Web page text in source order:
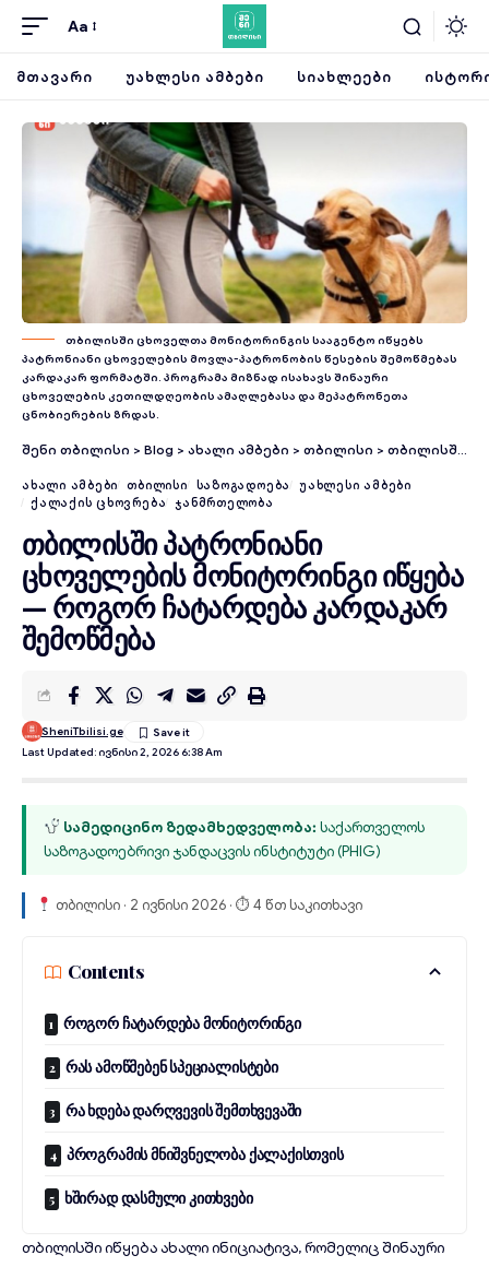
Aa
ᲛᲗᲐᲕᲐᲠᲘ ᲣᲐᲮᲚᲔᲡᲘ ᲐᲛᲑᲔᲑᲘ ᲡᲘᲐᲮᲚᲔᲔᲑᲘ
თბილისში ცხოველთა მონიტორინგის სააგენტო იწყებს
პატრონიანი ცხოველების მოვლა-პატრონობის წესების შემოწმებას
კარდაკარ ფორმატში. პროგრამა მიზნად ისახავს შინაური
ცხოველების კეთილდღეობის ამაღლებასა და მეპატრონეთა
ცნობიერების ზრდას.
შენი თბილისი > Blog > ახალი ამბები > თბილისი > თბილისში პატრონიანი ცხოველების მონიტორინგი იწყება — როგორ ჩატარდება კარდაკარ შემოწმება
ᲐᲮᲐᲚᲘ ᲐᲛᲑᲔᲑᲘ ᲗᲑᲘᲚᲘᲡᲘ ᲡᲐᲖᲝᲒᲐᲓᲝᲔᲑᲐ
ᲣᲐᲮᲚᲔᲡᲘ ᲐᲛᲑᲔᲑᲘ
ᲥᲐᲚᲐᲥᲘᲡ ᲪᲮᲝᲕᲠᲔᲑᲐ
ᲯᲐᲜᲛᲠᲗᲔᲚᲝᲑᲐ
თბილისში პატრონიანი
ცხოველების მონიტორინგი იწყება
— როგორ ჩატარდება კარდაკარ
შემოწმება
Last Updated: Ივნისი 2, 2026 6:38 Am
SheniTbilisi.ge
სამედიცინო ზედამხედველობა: საქართველოს
საზოგადოებრივი ჯანდაცვის ინსტიტუტი (PHIG)
თბილისი · 2 ივნისი 2026 · ⏱ 4 წთ საკითხავი
Contents
როგორ ჩატარდება მონიტორინგი
რას ამოწმებენ სპეციალისტები
რა ხდება დარღვევის შემთხვევაში
პროგრამის მნიშვნელობა ქალაქისთვის
ხშირად დასმული კითხვები
თბილისში იწყება ახალი ინიციატივა, რომელიც შინაური